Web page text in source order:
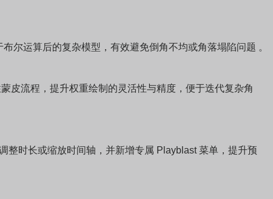
尔运算后的复杂模型，有效避免倒角不均或角落塌陷问题 。
皮流程，提升权重绘制的灵活性与精度，便于迭代复杂角
整时长或缩放时间轴，并新增专属 Playblast 菜单，提升预